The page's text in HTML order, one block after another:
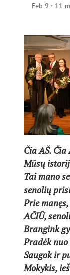
Feb 9 · 11
Čia AŠ.
Mūsų
Tai mano
senolių
Prie
AČIŪ,
Brangink
Pradėk nuo
Saugok ir
Mokykis,